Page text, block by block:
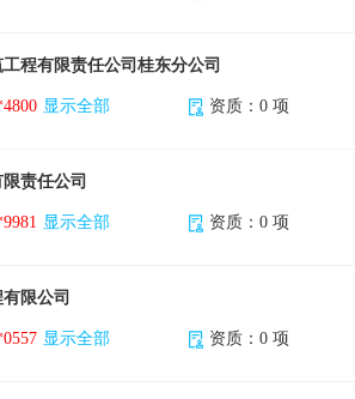
程有限责任公司桂东分公司
显示全部 资质：0 项
责任公司
显示全部 资质：0 项
限公司
显示全部 资质：0 项